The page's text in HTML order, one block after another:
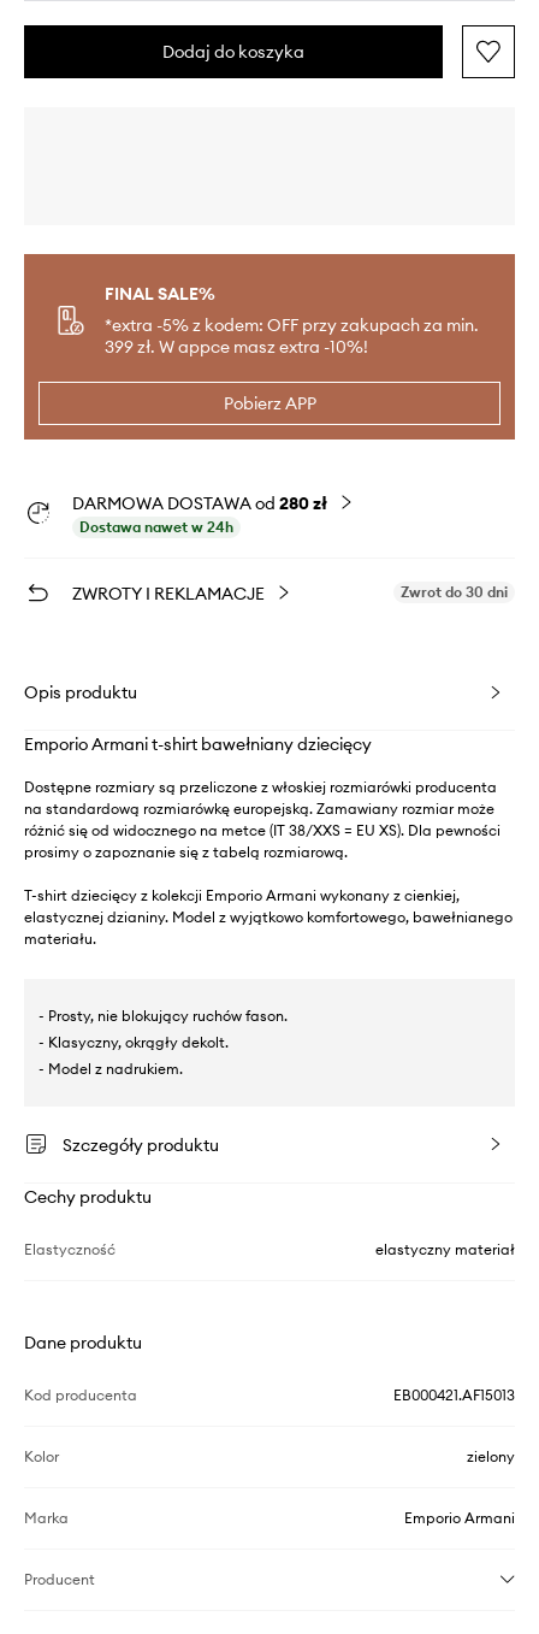
Dodaj do koszyka
FINAL SALE%
*extra -5% z kodem: OFF przy zakupach za min.
399 zł. W appce masz extra -10%!
Pobierz APP
DARMOWA DOSTAWA od 280 zł
Dostawa nawet w 24h
ZWROTY I REKLAMACJE Zwrot do 30 dni
Opis produktu
Emporio Armani t-shirt bawełniany dziecięcy
Dostępne rozmiary są przeliczone z włoskiej rozmiarówki producenta
na standardową rozmiarówkę europejską. Zamawiany rozmiar może
różnić się od widocznego na metce (IT 38/XXS = EU XS). Dla pewności
prosimy o zapoznanie się z tabelą rozmiarową.
T-shirt dziecięcy z kolekcji Emporio Armani wykonany z cienkiej,
elastycznej dzianiny. Model z wyjątkowo komfortowego, bawełnianego
materiału.
- Prosty, nie blokujący ruchów fason.
- Klasyczny, okrągły dekolt.
- Model z nadrukiem.
Szczegóły produktu
Cechy produktu
Elastyczność elastyczny materiał
Dane produktu
Kod producenta EB000421.AF15013
Kolor zielony
Marka Emporio Armani
Producent